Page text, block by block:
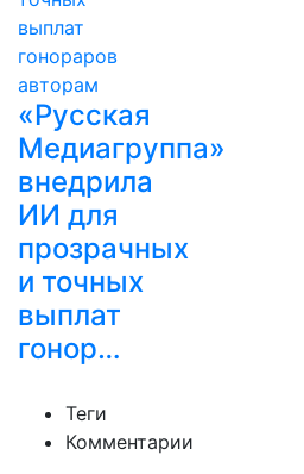
«Русская
Медиагруппа»
внедрила
ИИ для
прозрачных
и точных
выплат
гонор…
Теги
Комментарии